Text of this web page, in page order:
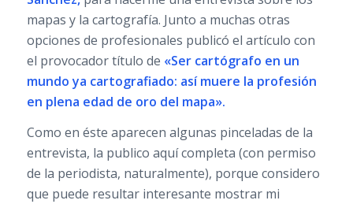
mapas y la cartografía. Junto a muchas otras
opciones de profesionales publicó el artículo con
el provocador título de «Ser cartógrafo en un
mundo ya cartografiado: así muere la profesión
en plena edad de oro del mapa».
Como en éste aparecen algunas pinceladas de la
entrevista, la publico aquí completa (con permiso
de la periodista, naturalmente), porque considero
que puede resultar interesante mostrar mi